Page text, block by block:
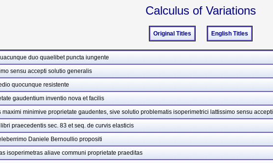
Calculus of Variations
Original Titles English Titles
duo quaelibet puncta iungente
sensu accepti solutio generalis
quocunque resistente
gaudentium inventio nova et facilis
minimive proprietate gaudentes, sive solutio problematis isoperimetrici lattissimo sensu accepti
praecedentis sec. 83 et seq. de curvis elasticis
Daniele Bernoullio propositi
isoperimetras aliave communi proprietate praeditas